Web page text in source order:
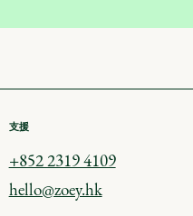
支援
+852 2319 4109
hello@zoey.hk